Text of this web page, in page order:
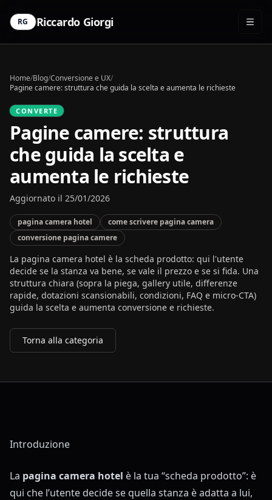
RG Riccardo Giorgi
Home/Blog/Conversione e UX/
Pagine camere: struttura che guida la scelta e aumenta le richieste
CONVERTE
Pagine camere: struttura
che guida la scelta e
aumenta le richieste
Aggiornato il 25/01/2026
pagina camera hotel
come scrivere pagina camera
conversione pagina camere
La pagina camera hotel è la scheda prodotto: qui l'utente
decide se la stanza va bene, se vale il prezzo e se si fida. Una
struttura chiara (sopra la piega, gallery utile, differenze
rapide, dotazioni scansionabili, condizioni, FAQ e micro-CTA)
guida la scelta e aumenta conversione e richieste.
Torna alla categoria
Introduzione
La pagina camera hotel è la tua “scheda prodotto”: è
qui che l’utente decide se quella stanza è adatta a lui,